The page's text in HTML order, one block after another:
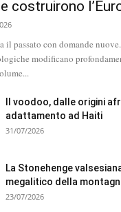
costruirono
il passato con domande
modificano
Il voodoo, dalle origini
adattamento ad Haiti
31/07/2026
La Stonehenge
megalitico della
23/07/2026